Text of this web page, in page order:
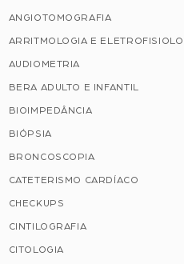
ANGIOTOMOGRAFIA
ARRITMOLOGIA E
AUDIOMETRIA
BERA ADULTO E INFANTIL
BIOIMPEDÂNCIA
BIÓPSIA
BRONCOSCOPIA
CATETERISMO CARDÍACO
CHECKUPS
CINTILOGRAFIA
CITOLOGIA